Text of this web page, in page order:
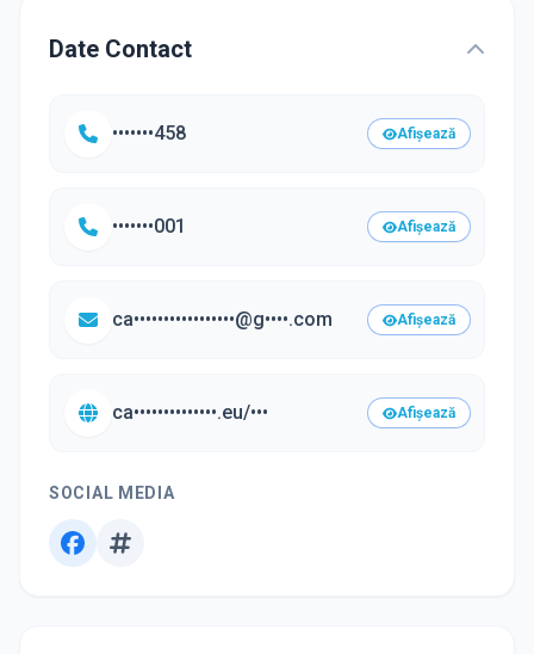
Date Contact
•••••••458 Afișează
•••••••001 Afișează
ca•••••••••••••••••@g••••.com Afișează
ca••••••••••••••.eu/••• Afișează
SOCIAL MEDIA